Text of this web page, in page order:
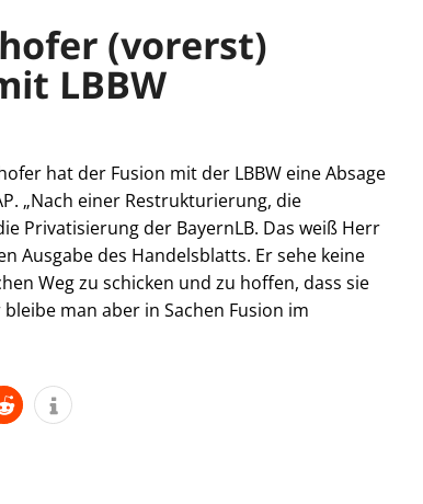
(vorerst)
LBBW
hat der Fusion mit der LBBW eine Absage
„Nach einer Restrukturierung, die
Privatisierung der BayernLB. Das weiß Herr
Ausgabe des Handelsblatts. Er sehe keine
Weg zu schicken und zu hoffen, dass sie
man aber in Sachen Fusion im